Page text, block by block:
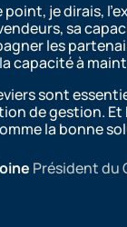
point, je dirais,
sa
les
capacité à
sont
de gestion. Et
la bonne
Président du